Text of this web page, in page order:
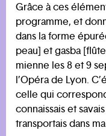
Grâce à ces
programme, et
dans la forme
peau] et gasba
mienne les 8 et 9
l’Opéra de Lyon.
celle qui
connaissais et
transportais dans